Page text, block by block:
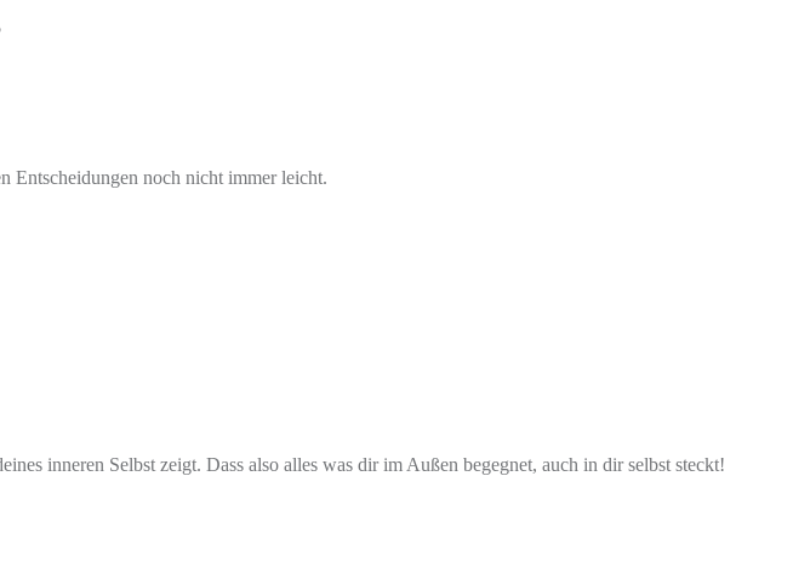
Entscheidungen noch nicht immer leicht.
inneren Selbst zeigt. Dass also alles was dir im Außen begegnet, auch in dir selbst steckt!